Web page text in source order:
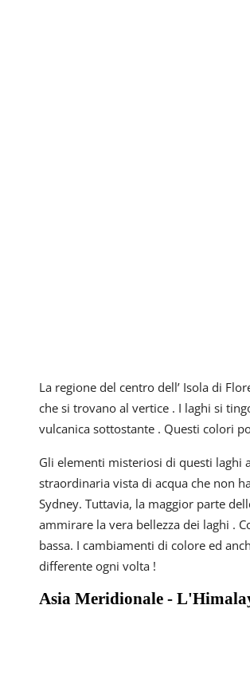
La regione del centro dell’ Isola di
che si trovano al vertice . I laghi si
vulcanica sottostante . Questi colori
Gli elementi misteriosi di questi laghi
straordinaria vista di acqua che non
Sydney. Tuttavia, la maggior parte
ammirare la vera bellezza dei laghi .
bassa. I cambiamenti di colore ed
differente ogni volta !
Asia Meridionale -